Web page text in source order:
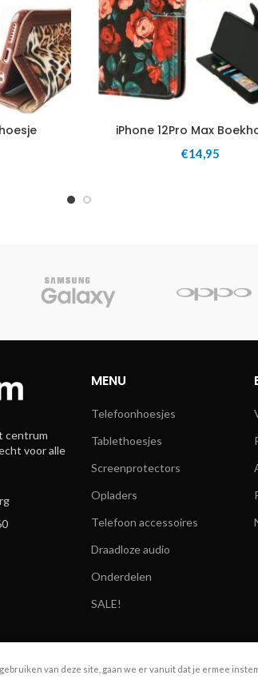
iPhone 12Pro Max
€14,95
centrum
voor alle
MENU
Telefoonhoesjes
Tablethoesjes
Screenprotectors
Opladers
Telefoon accessoires
Draadloze audio
Onderdelen
SALE!
van deze site, gaan we er vanuit dat je ermee